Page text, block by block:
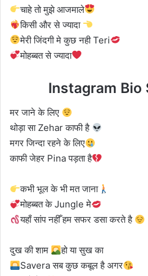
चाहे तो मुझे आजमाले
किसी और से ज्यादा
मेरी जिंदगी मे कुछ नही Teri
मोहब्बत से ज्यादा
Instagram Bio
मर जाने के लिए
थोड़ा सा Zehar काफी है
मगर जिन्दा रहने के लिए
काफी जेहर Pina पड़ता है
कभी भूल के भी मत जाना
मोहब्बत के Jungle मे
यहाँ सांप नहीँ हम सफर डसा करते है
दुख की शाम
हो या सुख का
Savera सब कुछ कबूल है अगर